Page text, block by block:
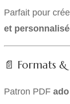
Parfait pour
et
📄 Formats
Patron PDF